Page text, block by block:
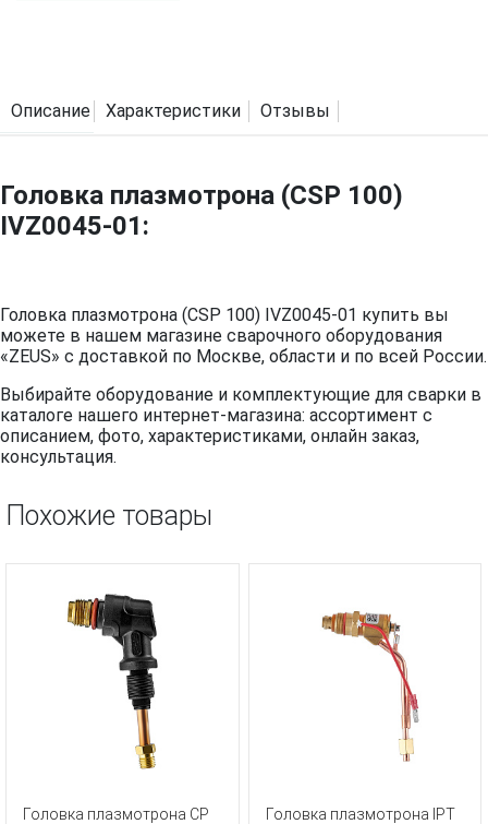
Описание Характеристики Отзывы
Головка плазмотрона (CSP 100)
IVZ0045-01:
Головка плазмотрона (CSP 100) IVZ0045-01 купить вы
можете в нашем магазине сварочного оборудования
«ZEUS» с доставкой по Москве, области и по всей России.
Выбирайте оборудование и комплектующие для сварки в
каталоге нашего интернет-магазина: ассортимент с
описанием, фото, характеристиками, онлайн заказ,
консультация.
Похожие товары
Головка плазмотрона CP
Головка плазмотрона IPT